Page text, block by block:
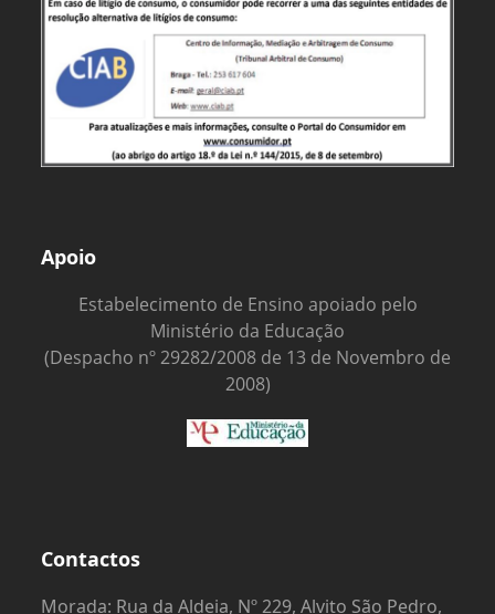
Apoio
Estabelecimento de Ensino apoiado pelo
Ministério da Educação
(Despacho nº 29282/2008 de 13 de Novembro de
2008)
Contactos
Morada: Rua da Aldeia, Nº 229, Alvito São Pedro,